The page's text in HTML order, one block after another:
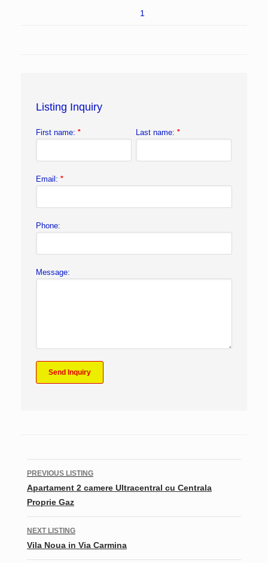
1
Listing Inquiry
First name: * Last name: *
Email: *
Phone:
Message:
navigation
PREVIOUS LISTING
Apartament 2 camere Ultracentral cu Centrala
Proprie Gaz
NEXT LISTING
Vila Noua in Via Carmina